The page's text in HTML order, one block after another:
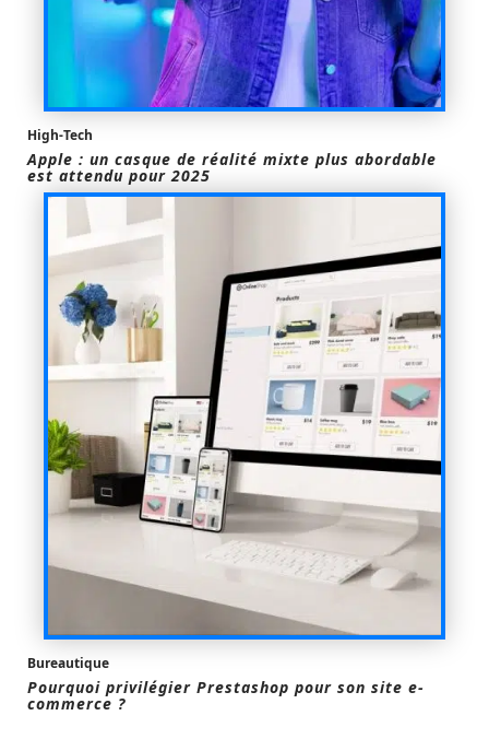
High-Tech
Apple : un casque de réalité mixte plus abordable
est attendu pour 2025
Bureautique
Pourquoi privilégier Prestashop pour son site e-
commerce ?